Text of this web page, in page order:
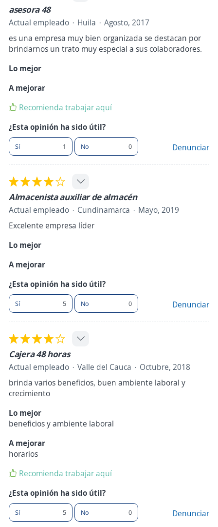
asesora 48
Actual empleado Huila
Agosto, 2017
es una empresa muy bien organizada se destacan por
brindarnos un trato muy especial a sus colaboradores.
Lo mejor
A mejorar
Recomienda trabajar aquí
¿Esta opinión ha sido útil?
Sí 1 No 0 Denunciar
Almacenista auxiliar de almacén
Actual empleado Cundinamarca
Mayo, 2019
Excelente empresa líder
Lo mejor
A mejorar
¿Esta opinión ha sido útil?
Sí 5 No 0 Denunciar
Cajera 48 horas
Actual empleado Valle del Cauca
Octubre, 2018
brinda varios beneficios, buen ambiente laboral y
crecimiento
Lo mejor
beneficios y ambiente laboral
A mejorar
horarios
Recomienda trabajar aquí
¿Esta opinión ha sido útil?
Sí 5 No 0 Denunciar